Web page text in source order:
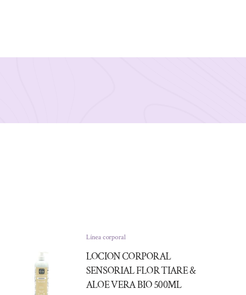
Línea corporal
LOCION CORPORAL
SENSORIAL FLOR TIARE &
ALOE VERA BIO 500ML